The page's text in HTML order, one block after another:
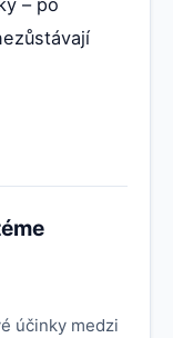
– po
účinky medzi